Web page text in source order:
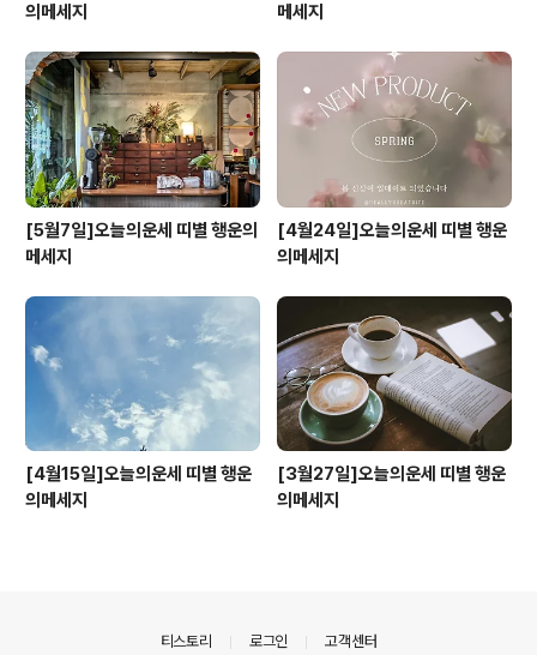
의메세지
메세지
[5월7일]오늘의운세 띠별 행운의
메세지
[4월24일]오늘의운세 띠별 행운
의메세지
[4월15일]오늘의운세 띠별 행운
의메세지
[3월27일]오늘의운세 띠별 행운
의메세지
티스토리 로그인 고객센터